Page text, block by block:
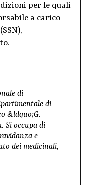
per le quali
a carico
di
di
&ldquo;G.
Si occupa di
e
dei medicinali,